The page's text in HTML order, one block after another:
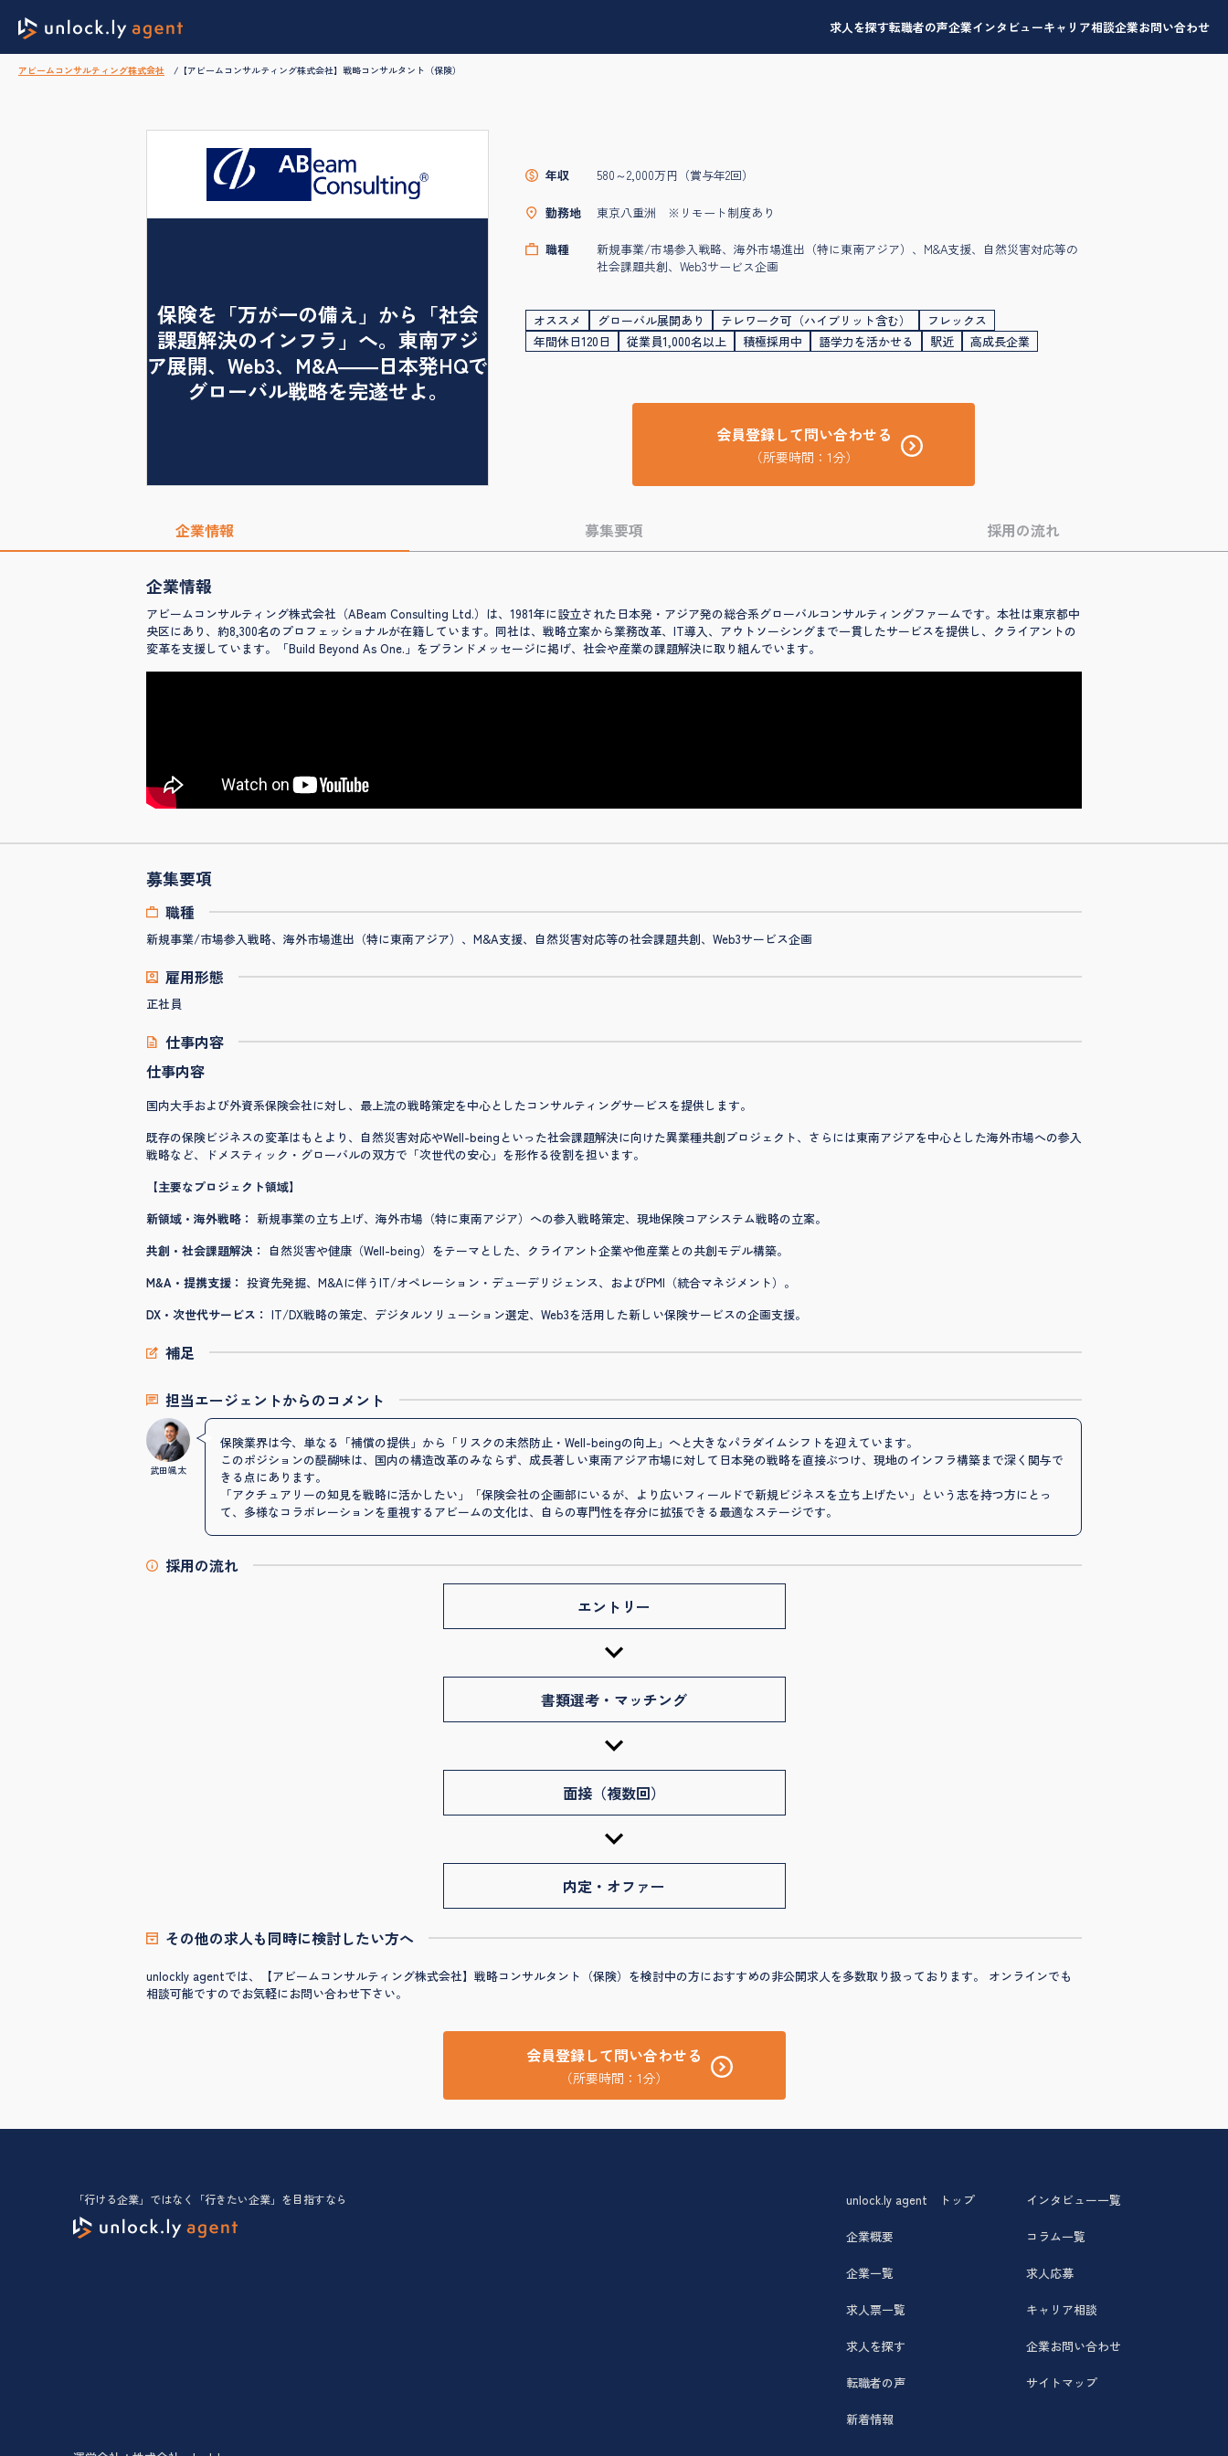
求人を探す転職者の声企業インタビューキャリア相談企業お問い合わせ
アビームコンサルティング株式会社 【アビームコンサルティング株式会社】戦略コンサルタント（保険）
保険を「万が一の備え」から「社会
課題解決のインフラ」へ。東南アジ
ア展開、Web3、M&A――日本発HQで
グローバル戦略を完遂せよ。
年収 580～2,000万円（賞与年2回）
勤務地 東京八重洲 ※リモート制度あり
職種
新規事業/市場参入戦略、海外市場進出（特に東南アジア）、M&A支援、自然災害対応等の
社会課題共創、Web3サービス企画
オススメ グローバル展開あり テレワーク可（ハイブリット含む）
フレックス
年間休日120日
従業員1,000名以上 積極採用中 語学力を活かせる 駅近 高成長企業
会員登録して問い合わせる
（所要時間：1分）
企業情報 募集要項 採用の流れ
企業情報
アビームコンサルティング株式会社（ABeam Consulting Ltd.）は、1981年に設立された日本発・アジア発の総合系グローバルコンサルティングファームです。本社は東京都中
央区にあり、約8,300名のプロフェッショナルが在籍しています。同社は、戦略立案から業務改革、IT導入、アウトソーシングまで一貫したサービスを提供し、クライアントの
変革を支援しています。「Build Beyond As One.」をブランドメッセージに掲げ、社会や産業の課題解決に取り組んでいます。
募集要項
職種
新規事業/市場参入戦略、海外市場進出（特に東南アジア）、M&A支援、自然災害対応等の社会課題共創、Web3サービス企画
雇用形態
正社員
仕事内容
仕事内容
国内大手および外資系保険会社に対し、最上流の戦略策定を中心としたコンサルティングサービスを提供します。
既存の保険ビジネスの変革はもとより、自然災害対応やWell-beingといった社会課題解決に向けた異業種共創プロジェクト、さらには東南アジアを中心とした海外市場への参入
戦略など、ドメスティック・グローバルの双方で「次世代の安心」を形作る役割を担います。
【主要なプロジェクト領域】
新領域・海外戦略： 新規事業の立ち上げ、海外市場（特に東南アジア）への参入戦略策定、現地保険コアシステム戦略の立案。
共創・社会課題解決：
自然災害や健康（Well-being）をテーマとした、クライアント企業や他産業との共創モデル構築。
M&A・提携支援： 投資先発掘、M&Aに伴うIT/オペレーション・デューデリジェンス、およびPMI（統合マネジメント）。
DX・次世代サービス： IT/DX戦略の策定、デジタルソリューション選定、Web3を活用した新しい保険サービスの企画支援。
補足
担当エージェントからのコメント
武田颯太
保険業界は今、単なる「補償の提供」から「リスクの未然防止・Well-beingの向上」へと大きなパラダイムシフトを迎えています。
このポジションの醍醐味は、国内の構造改革のみならず、成長著しい東南アジア市場に対して日本発の戦略を直接ぶつけ、現地のインフラ構築まで深く関与で
きる点にあります。
「アクチュアリーの知見を戦略に活かしたい」「保険会社の企画部にいるが、より広いフィールドで新規ビジネスを立ち上げたい」という志を持つ方にとっ
て、多様なコラボレーションを重視するアビームの文化は、自らの専門性を存分に拡張できる最適なステージです。
採用の流れ
エントリー
書類選考・マッチング
面接（複数回）
内定・オファー
その他の求人も同時に検討したい方へ
unlockly agentでは、【アビームコンサルティング株式会社】戦略コンサルタント（保険）を検討中の方におすすめの非公開求人を多数取り扱っております。 オンラインでも
相談可能ですのでお気軽にお問い合わせ下さい。
会員登録して問い合わせる
（所要時間：1分）
unlock.ly agent トップ
企業概要
企業一覧
求人票一覧
求人を探す
転職者の声
新着情報
インタビュー一覧
コラム一覧
求人応募
キャリア相談
企業お問い合わせ
サイトマップ
「行ける企業」ではなく「行きたい企業」を目指すなら